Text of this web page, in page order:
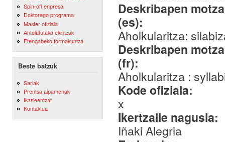
Spin-off enpresa
Doktorego programa
Master ofiziala
Antolatutako ekintzak
Etengabeko formakuntza
Beste batzuk
Sariak
Prentsa aipamenak
Ikasleentzat
Kontaktua
Deskribapen
(es):
Aholkularitza:
Deskribapen
(fr):
Aholkularitza :
Kode ofiziala:
x
Ikertzaile nagusia:
Iñaki Alegria